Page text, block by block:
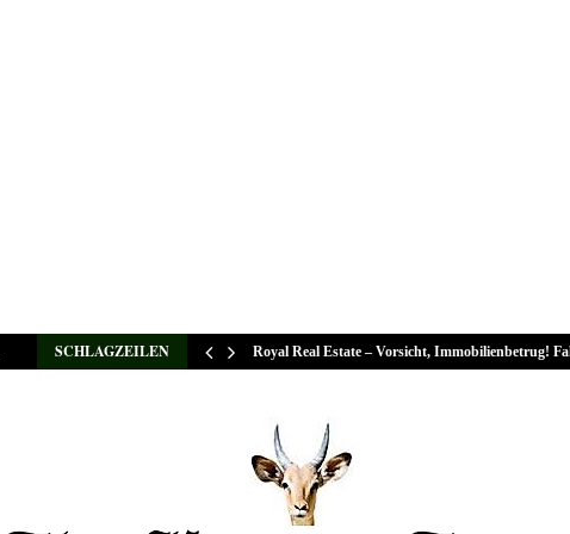
SCHLAGZEILEN Royal Real Estate – Vorsicht, Immobilienbetrug!